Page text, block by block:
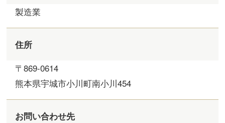
製造業
住所
〒869-0614
熊本県宇城市小川町南小川454
お問い合わせ先